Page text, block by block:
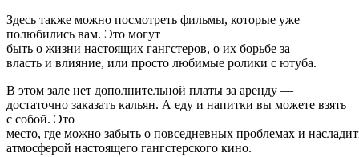
Здесь также можно посмотреть фильмы, которые уже
полюбились вам. Это могут
быть о жизни настоящих гангстеров, о их борьбе за
власть и влияние, или просто любимые ролики с ютуба.
В этом зале нет дополнительной платы за аренду —
достаточно заказать кальян. А еду и напитки вы можете взять
с собой. Это
место, где можно забыть о повседневных проблемах и
атмосферой настоящего гангстерского кино.